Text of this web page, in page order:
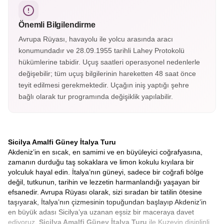
listesindedir. Krater yürüyüşleri ve lav manzaralarıyla
etkileyici bir doğa deneyimi sunar.
Önemli Bilgilendirme
Avrupa Rüyası, havayolu ile yolcu arasında aracı
konumundadır ve 28.09.1955 tarihli Lahey Protokolü
hükümlerine tabidir. Uçuş saatleri operasyonel nedenlerle
değişebilir; tüm uçuş bilgilerinin hareketten 48 saat önce
teyit edilmesi gerekmektedir. Uçağın iniş yaptığı şehre
bağlı olarak tur programında değişiklik yapılabilir.
Sicilya Amalfi Güney İtalya Turu
Akdeniz’in en sıcak, en samimi ve en büyüleyici coğrafyasına,
zamanın durduğu taş sokaklara ve limon kokulu kıyılara bir
yolculuk hayal edin. İtalya’nın güneyi, sadece bir coğrafi bölge
değil, tutkunun, tarihin ve lezzetin harmanlandığı yaşayan bir
efsanedir. Avrupa Rüyası olarak, sizi sıradan bir tatilin ötesine
taşıyarak, İtalya’nın çizmesinin topuğundan başlayıp Akdeniz’in
en büyük adası Sicilya’ya uzanan eşsiz bir maceraya davet
ediyoruz. Sicilya Amalfi Güney İtalya Turu ile Kuzeyin disiplinli